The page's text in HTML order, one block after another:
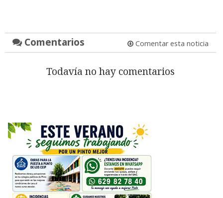
Comentarios Comentar esta noticia
Todavía no hay comentarios